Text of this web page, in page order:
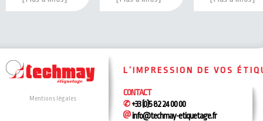
Mentions légales
L’IMPRESSION DE VOS
CONTACT
+33 (0)5 82 24 00 00
info@techmay-etiquetage.fr